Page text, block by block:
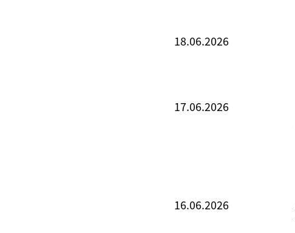
18.06.2026
17.06.2026
16.06.2026